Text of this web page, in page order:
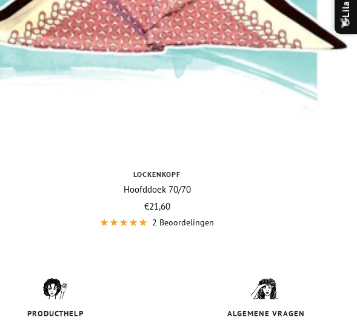
LOCKENKOPF
Hoofddoek 70/70
Vraagprijs
€21,60
2 Beoordelingen
PRODUCTHELP ALGEMENE VRAGEN
👋
Lila